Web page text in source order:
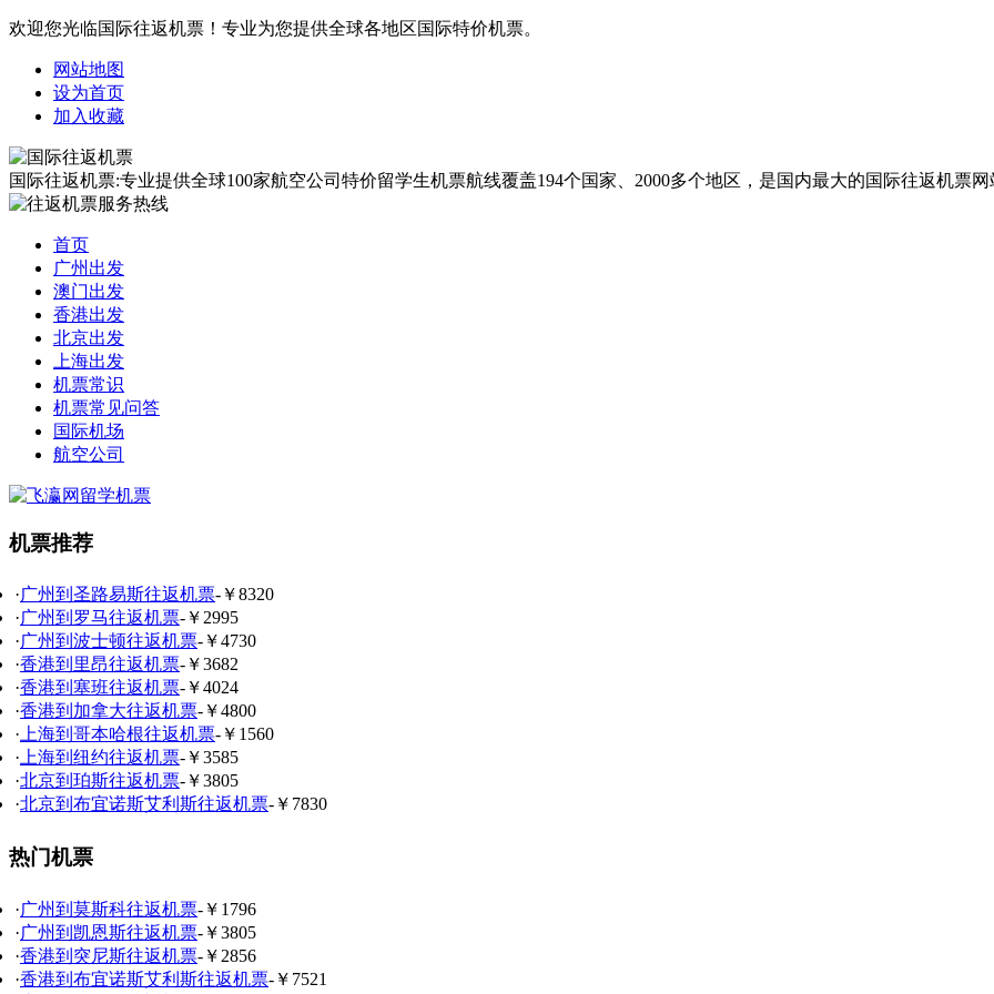
欢迎您光临国际往返机票！专业为您提供全球各地区国际特价机票。
网站地图
设为首页
加入收藏
国际往返机票:专业提供全球100家航空公司特价留学生机票航线覆盖194个国家、2000多个地区，是国内最大的国际往返机票网
首页
广州出发
澳门出发
香港出发
北京出发
上海出发
机票常识
机票常见问答
国际机场
航空公司
机票推荐
·广州到圣路易斯往返机票-￥8320
·广州到罗马往返机票-￥2995
·广州到波士顿往返机票-￥4730
·香港到里昂往返机票-￥3682
·香港到塞班往返机票-￥4024
·香港到加拿大往返机票-￥4800
·上海到哥本哈根往返机票-￥1560
·上海到纽约往返机票-￥3585
·北京到珀斯往返机票-￥3805
·北京到布宜诺斯艾利斯往返机票-￥7830
热门机票
·广州到莫斯科往返机票-￥1796
·广州到凯恩斯往返机票-￥3805
·香港到突尼斯往返机票-￥2856
·香港到布宜诺斯艾利斯往返机票-￥7521